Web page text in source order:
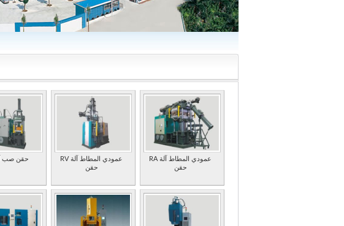
حقن صب
RV عمودي المطاط آلة
حقن
RA عمودي المطاط آلة
حقن